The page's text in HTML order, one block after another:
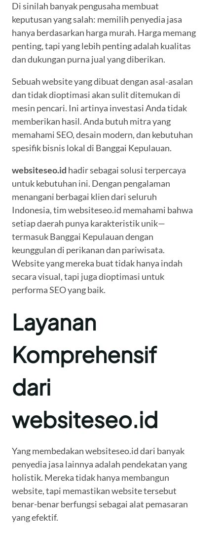
Di sinilah banyak pengusaha membuat
keputusan yang salah: memilih penyedia jasa
hanya berdasarkan harga murah. Harga memang
penting, tapi yang lebih penting adalah kualitas
dan dukungan purna jual yang diberikan.
Sebuah website yang dibuat dengan asal-asalan
dan tidak dioptimasi akan sulit ditemukan di
mesin pencari. Ini artinya investasi Anda tidak
memberikan hasil. Anda butuh mitra yang
memahami SEO, desain modern, dan kebutuhan
spesifik bisnis lokal di Banggai Kepulauan.
websiteseo.id hadir sebagai solusi terpercaya
untuk kebutuhan ini. Dengan pengalaman
menangani berbagai klien dari seluruh
Indonesia, tim websiteseo.id memahami bahwa
setiap daerah punya karakteristik unik—
termasuk Banggai Kepulauan dengan
keunggulan di perikanan dan pariwisata.
Website yang mereka buat tidak hanya indah
secara visual, tapi juga dioptimasi untuk
performa SEO yang baik.
Layanan
Komprehensif
dari
websiteseo.id
Yang membedakan websiteseo.id dari banyak
penyedia jasa lainnya adalah pendekatan yang
holistik. Mereka tidak hanya membangun
website, tapi memastikan website tersebut
benar-benar berfungsi sebagai alat pemasaran
yang efektif.